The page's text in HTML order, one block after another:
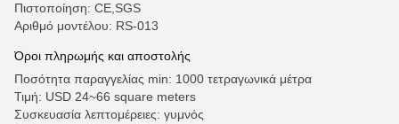
Πιστοποίηση: CE,SGS
Αριθμό μοντέλου: RS-013
Όροι πληρωμής και αποστολής
Ποσότητα παραγγελίας min: 1000 τετραγωνικά μέτρα
Τιμή: USD 24~66 square meters
Συσκευασία λεπτομέρειες: γυμνός